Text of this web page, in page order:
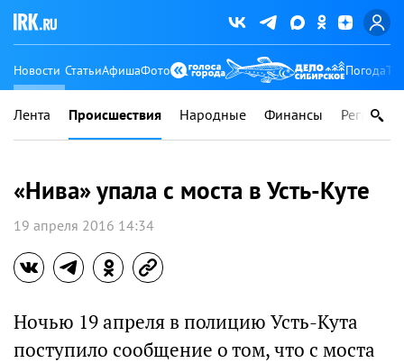
Новости СтатьиАфишаФото Погода
Лента Происшествия Народные Финансы Регионы
«Нива» упала с моста в Усть-Куте
19 апреля 2016 14:34
Ночью 19 апреля в полицию Усть-Кута
поступило сообщение о том, что с моста